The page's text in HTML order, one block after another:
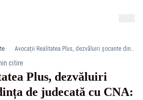
Avocații Realitatea Plus, dezvăluiri șocante din ședința de judecată cu CNA: Părea că vor să pună presiune pe instanță
citire
Plus, dezvăluiri
de judecată cu CNA: